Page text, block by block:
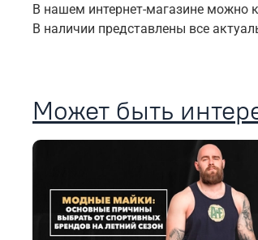
В нашем интернет-магазине можно
В наличии представлены все
Может быть